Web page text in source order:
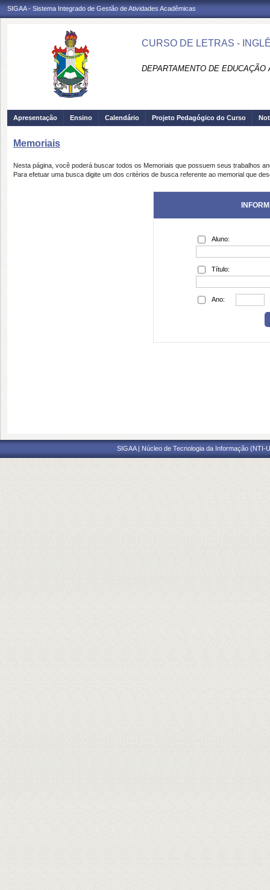
SIGAA - Sistema Integrado de Gestão de Atividades Acadêmicas
CURSO DE LETRAS -
DEPARTAMENTO DE
Apresentação Ensino Calendário Projeto Pedagógico do Curso
Memoriais
Nesta página, você poderá buscar todos os Memoriais que possuem seus trabalhos
Para efetuar uma busca digite um dos critérios de busca referente ao memorial que
Aluno:
Título:
Ano:
SIGAA | Núcleo de Tecnologia da Informação